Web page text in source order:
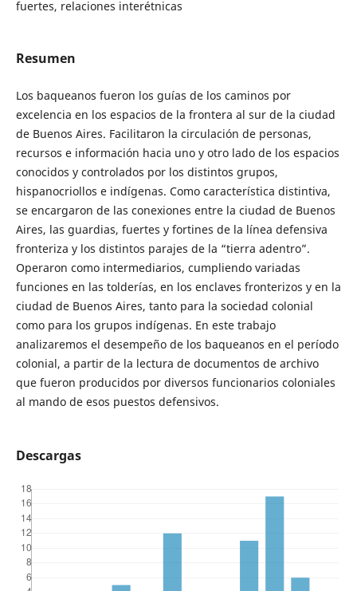
fuertes, relaciones interétnicas
Resumen
Los baqueanos fueron los guías de los caminos por
excelencia en los espacios de la frontera al sur de la ciudad
de Buenos Aires. Facilitaron la circulación de personas,
recursos e información hacia uno y otro lado de los espacios
conocidos y controlados por los distintos grupos,
hispanocriollos e indígenas. Como característica distintiva,
se encargaron de las conexiones entre la ciudad de Buenos
Aires, las guardias, fuertes y fortines de la línea defensiva
fronteriza y los distintos parajes de la “tierra adentro”.
Operaron como intermediarios, cumpliendo variadas
funciones en las tolderías, en los enclaves fronterizos y en la
ciudad de Buenos Aires, tanto para la sociedad colonial
como para los grupos indígenas. En este trabajo
analizaremos el desempeño de los baqueanos en el período
colonial, a partir de la lectura de documentos de archivo
que fueron producidos por diversos funcionarios coloniales
al mando de esos puestos defensivos.
Descargas